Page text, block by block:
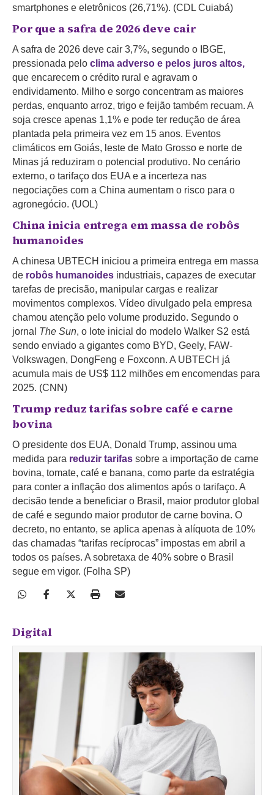
smartphones e eletrônicos (26,71%). (CDL Cuiabá)
Por que a safra de 2026 deve cair
A safra de 2026 deve cair 3,7%, segundo o IBGE,
pressionada pelo clima adverso e pelos juros altos,
que encarecem o crédito rural e agravam o
endividamento. Milho e sorgo concentram as maiores
perdas, enquanto arroz, trigo e feijão também recuam. A
soja cresce apenas 1,1% e pode ter redução de área
plantada pela primeira vez em 15 anos. Eventos
climáticos em Goiás, leste de Mato Grosso e norte de
Minas já reduziram o potencial produtivo. No cenário
externo, o tarifaço dos EUA e a incerteza nas
negociações com a China aumentam o risco para o
agronegócio. (UOL)
China inicia entrega em massa de robôs
humanoides
A chinesa UBTECH iniciou a primeira entrega em massa
de robôs humanoides industriais, capazes de executar
tarefas de precisão, manipular cargas e realizar
movimentos complexos. Vídeo divulgado pela empresa
chamou atenção pelo volume produzido. Segundo o
jornal The Sun, o lote inicial do modelo Walker S2 está
sendo enviado a gigantes como BYD, Geely, FAW-
Volkswagen, DongFeng e Foxconn. A UBTECH já
acumula mais de US$ 112 milhões em encomendas para
2025. (CNN)
Trump reduz tarifas sobre café e carne
bovina
O presidente dos EUA, Donald Trump, assinou uma
medida para reduzir tarifas sobre a importação de carne
bovina, tomate, café e banana, como parte da estratégia
para conter a inflação dos alimentos após o tarifaço. A
decisão tende a beneficiar o Brasil, maior produtor global
de café e segundo maior produtor de carne bovina. O
decreto, no entanto, se aplica apenas à alíquota de 10%
das chamadas “tarifas recíprocas” impostas em abril a
todos os países. A sobretaxa de 40% sobre o Brasil
segue em vigor. (Folha SP)
Digital